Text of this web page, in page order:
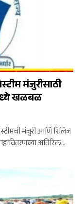
मंजुरीसाठी
खळबळ
मंजुरी आणि रिलिज
अतिरिक्त…